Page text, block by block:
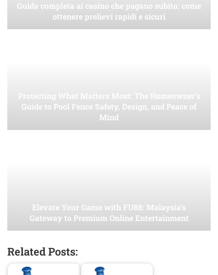
Guida completa ai casino che pagano subito: come
ottenere prelievi rapidi e sicuri
Protecting What Matters Most: The Homeowner’s
Guide to Pool Fence Safety, Design, and Peace of
Mind
Elevate Your Game with FU88: Malaysia’s
Gateway to Premium Online Entertainment
Related Posts: